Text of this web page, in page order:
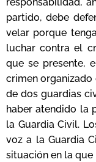
responsabilidad,
partido, debe
velar porque
luchar contra el
que se presente,
crimen
de dos guardias
haber atendido la
la Guardia Civil.
voz a la Guardia
situación en la